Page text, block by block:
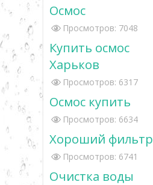
Осмос
Просмотров: 7048
Купить осмос
Харьков
Просмотров: 6317
Осмос купить
Просмотров: 6634
Хороший фильтр
Просмотров: 6741
Очистка воды